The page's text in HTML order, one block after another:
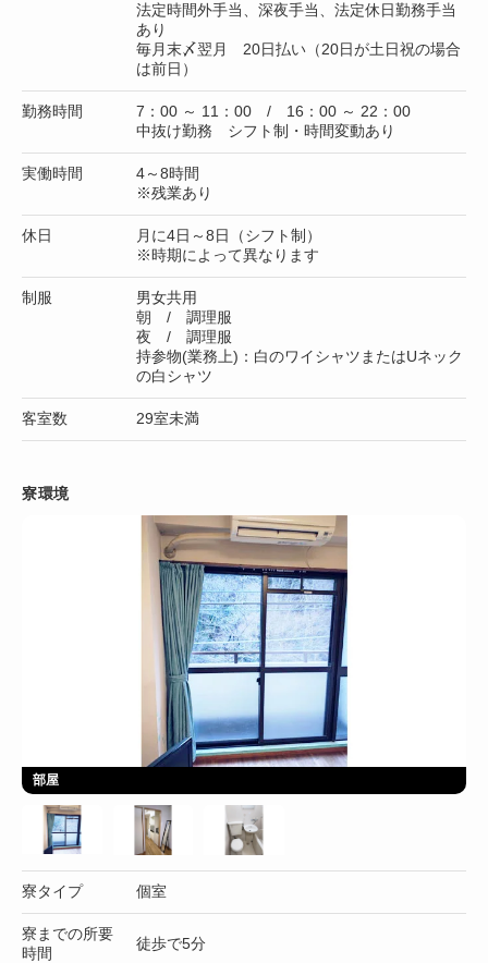
法定時間外手当、深夜手当、法定休日勤務手当
あり
毎月末〆翌月 20日払い（20日が土日祝の場合
は前日）
勤務時間
7：00 ～ 11：00 / 16：00 ～ 22：00
中抜け勤務 シフト制・時間変動あり
実働時間
4～8時間
※残業あり
休日
月に4日～8日（シフト制）
※時期によって異なります
制服
男女共用
朝 / 調理服
夜 / 調理服
持参物(業務上)：白のワイシャツまたはUネック
の白シャツ
客室数 29室未満
寮環境
部屋
寮タイプ 個室
寮までの所要
時間
徒歩で5分